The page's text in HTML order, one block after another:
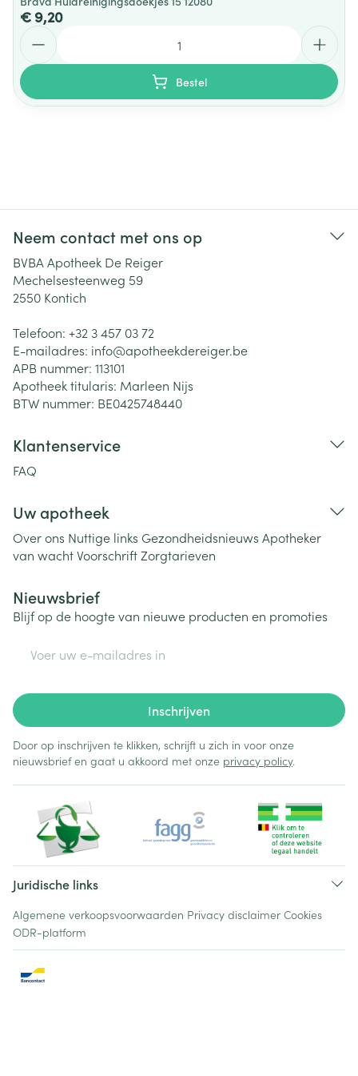
€ 9,20
Bestel
Neem contact met ons op
BVBA Apotheek De Reiger
Mechelsesteenweg 59
2550 Kontich
Telefoon: +32 3 457 03 72
E-mailadres: info@apotheekdereiger.be
APB nummer: 113101
Apotheek titularis: Marleen Nijs
BTW nummer: BE0425748440
Klantenservice
FAQ
Uw apotheek
Over ons Nuttige links Gezondheidsnieuws Apotheker
van wachtVoorschriftZorgtarieven
Nieuwsbrief
Blijf op de hoogte van nieuwe producten en promoties
Inschrijven
Door op inschrijven te klikken, schrijft u zich in voor onze
nieuwsbrief en gaat u akkoord met onze privacy policy.
Juridische links
Algemene verkoopsvoorwaarden Privacy disclaimer Cookies
ODR-platform